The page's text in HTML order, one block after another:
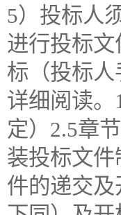
5）投标人
进行投标
标（投标
详细阅读
定）2.5章
装投标文
件的递交